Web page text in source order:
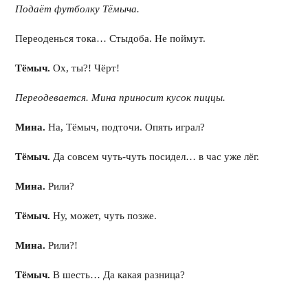
Подаёт футболку Тёмыча.
Переоденься тока… Стыдоба. Не поймут.
Тёмыч. Ох, ты?! Чёрт!
Переодевается. Мина приносит кусок пиццы.
Мина. На, Тёмыч, подточи. Опять играл?
Тёмыч. Да совсем чуть-чуть посидел… в час уже лёг.
Мина. Рили?
Тёмыч. Ну, может, чуть позже.
Мина. Рили?!
Тёмыч. В шесть… Да какая разница?